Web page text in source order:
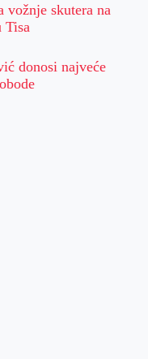
vožnje skutera na
Tisa
donosi najveće